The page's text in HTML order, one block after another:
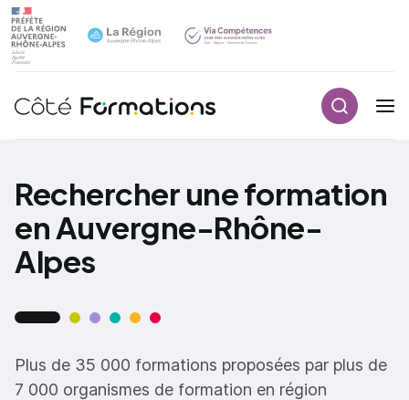
Navigation principale
Rechercher une formation
en Auvergne-Rhône-
Alpes
Plus de 35 000 formations proposées par plus de
7 000 organismes de formation en région